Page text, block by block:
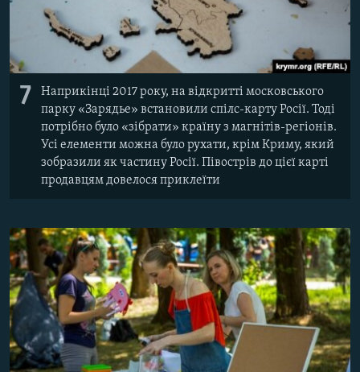
7
Наприкінці 2017 року, на відкритті московського
парку «Зарядье» встановили спілс-карту Росії. Тоді
потрібно було «зібрати» країну з магнітів-регіонів.
Усі елементи можна було рухати, крім Криму, який
зобразили як частину Росії. Півострів до цієї карті
продавцям довелося приклеїти